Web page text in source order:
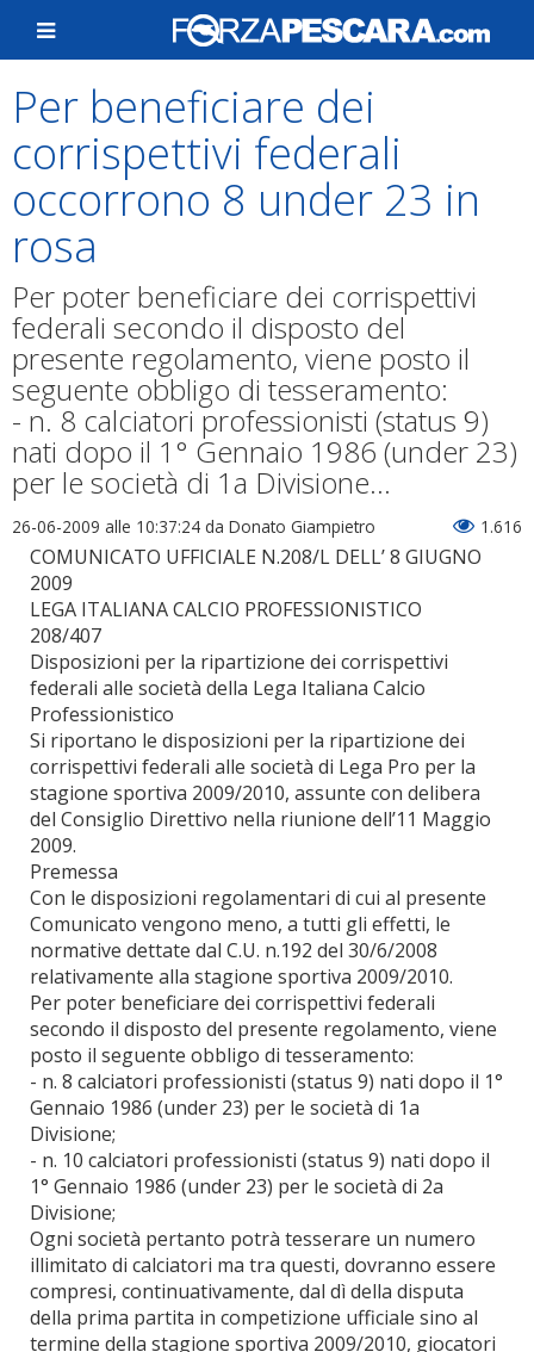
Per beneficiare dei
corrispettivi federali
occorrono 8 under 23 in
rosa
Per poter beneficiare dei corrispettivi
federali secondo il disposto del
presente regolamento, viene posto il
seguente obbligo di tesseramento:
- n. 8 calciatori professionisti (status 9)
nati dopo il 1° Gennaio 1986 (under 23)
per le società di 1a Divisione...
26-06-2009 alle 10:37:24 da Donato Giampietro 1.616
COMUNICATO UFFICIALE N.208/L DELL’ 8 GIUGNO
2009
LEGA ITALIANA CALCIO PROFESSIONISTICO
208/407
Disposizioni per la ripartizione dei corrispettivi
federali alle società della Lega Italiana Calcio
Professionistico
Si riportano le disposizioni per la ripartizione dei
corrispettivi federali alle società di Lega Pro per la
stagione sportiva 2009/2010, assunte con delibera
del Consiglio Direttivo nella riunione dell’11 Maggio
2009.
Premessa
Con le disposizioni regolamentari di cui al presente
Comunicato vengono meno, a tutti gli effetti, le
normative dettate dal C.U. n.192 del 30/6/2008
relativamente alla stagione sportiva 2009/2010.
Per poter beneficiare dei corrispettivi federali
secondo il disposto del presente regolamento, viene
posto il seguente obbligo di tesseramento:
- n. 8 calciatori professionisti (status 9) nati dopo il 1°
Gennaio 1986 (under 23) per le società di 1a
Divisione;
- n. 10 calciatori professionisti (status 9) nati dopo il
1° Gennaio 1986 (under 23) per le società di 2a
Divisione;
Ogni società pertanto potrà tesserare un numero
illimitato di calciatori ma tra questi, dovranno essere
compresi, continuativamente, dal dì della disputa
della prima partita in competizione ufficiale sino al
termine della stagione sportiva 2009/2010, giocatori